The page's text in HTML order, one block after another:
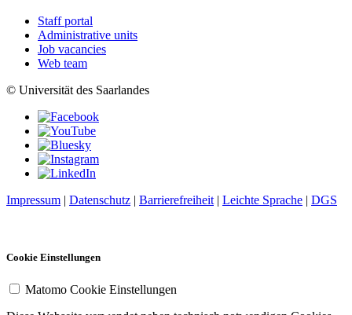
Staff portal
Administrative units
Job vacancies
Web team
© Universität des Saarlandes
Impressum | Datenschutz | Barrierefreiheit | Leichte Sprache | DGS
Cookie Einstellungen
Matomo Cookie Einstellungen